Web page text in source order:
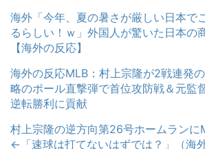
海外「今年、夏の暑さが厳しい日本で
るらしい！ｗ」外国人が驚いた日本の
【海外の反応】
海外の反応MLB：村上宗隆が2戦連発
略のポール直撃弾で首位攻防戦＆元監
逆転勝利に貢献
村上宗隆の逆方向第26号ホームランに
←「速球は打てないはずでは？」（海外